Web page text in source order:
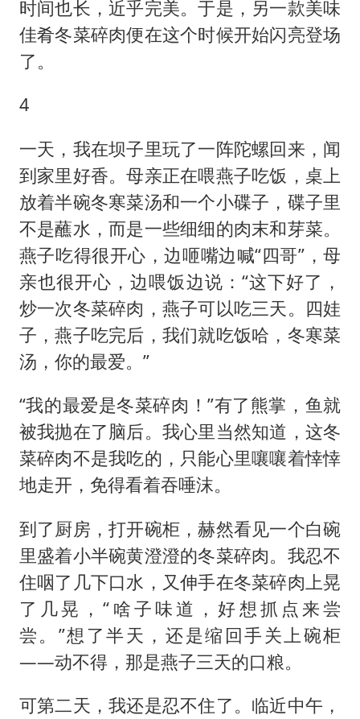
时间也长，近乎完美。于是，另一款美味
佳肴冬菜碎肉便在这个时候开始闪亮登场
了。
4
一天，我在坝子里玩了一阵陀螺回来，闻
到家里好香。母亲正在喂燕子吃饭，桌上
放着半碗冬寒菜汤和一个小碟子，碟子里
不是蘸水，而是一些细细的肉末和芽菜。
燕子吃得很开心，边咂嘴边喊“四哥”，母
亲也很开心，边喂饭边说：“这下好了，
炒一次冬菜碎肉，燕子可以吃三天。四娃
子，燕子吃完后，我们就吃饭哈，冬寒菜
汤，你的最爱。”
“我的最爱是冬菜碎肉！”有了熊掌，鱼就
被我抛在了脑后。我心里当然知道，这冬
菜碎肉不是我吃的，只能心里嚷嚷着悻悻
地走开，免得看着吞唾沫。
到了厨房，打开碗柜，赫然看见一个白碗
里盛着小半碗黄澄澄的冬菜碎肉。我忍不
住咽了几下口水，又伸手在冬菜碎肉上晃
了几晃，“啥子味道，好想抓点来尝
尝。”想了半天，还是缩回手关上碗柜
——动不得，那是燕子三天的口粮。
可第二天，我还是忍不住了。临近中午，